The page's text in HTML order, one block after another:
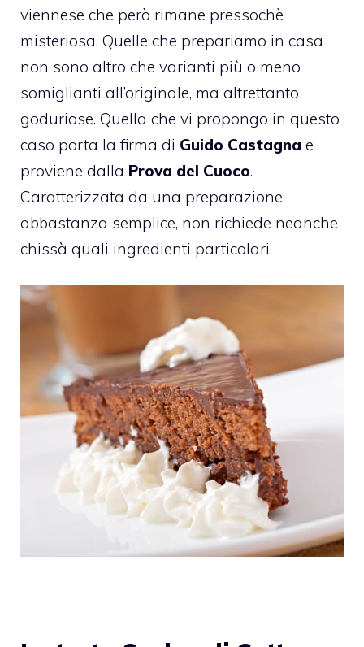
viennese che però rimane pressochè
misteriosa. Quelle che prepariamo in casa
non sono altro che varianti più o meno
somiglianti all’originale, ma altrettanto
goduriose. Quella che vi propongo in questo
caso porta la firma di Guido Castagna e
proviene dalla Prova del Cuoco.
Caratterizzata da una preparazione
abbastanza semplice, non richiede neanche
chissà quali ingredienti particolari.